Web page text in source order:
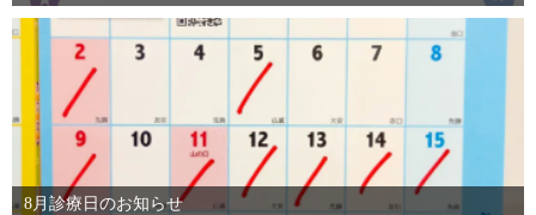
8月診療日のお知らせ